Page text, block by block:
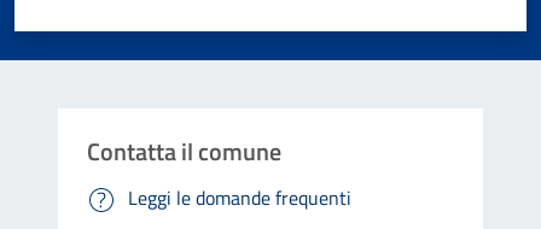
Contatta il comune
Leggi le domande frequenti